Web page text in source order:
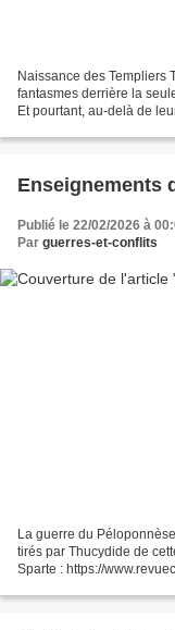
Naissance des Templiers
fantasmes derrière la
Et pourtant, au-delà de
Enseignements
Publié le 22/02/2026 à
Par guerres-et-conflits
La guerre du
tirés par Thucydide de
Sparte : https://